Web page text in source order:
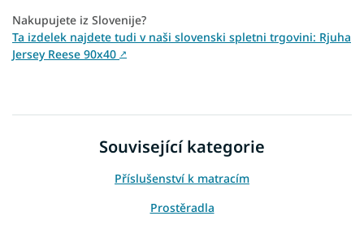
Nakupujete iz Slovenije?
Ta izdelek najdete tudi v naši slovenski spletni trgovini: Rjuha
Jersey Reese 90x40 ↗
Související kategorie
Příslušenství k matracím
Prostěradla